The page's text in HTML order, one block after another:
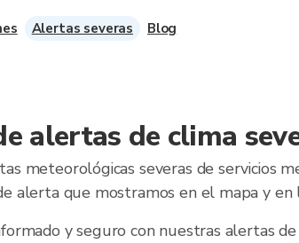
alertas de clima
meteorológicas severas de servicios
alerta que mostramos en el mapa y en
y seguro con nuestras alertas
Alertas severas Blog